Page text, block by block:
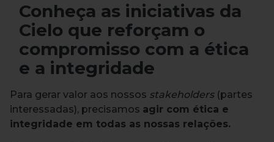
Conheça as iniciativas da
Cielo que reforçam o
compromisso com a ética
e a integridade
Para gerar valor aos nossos stakeholders (partes
interessadas), precisamos agir com ética e
integridade em todas as nossas relações.